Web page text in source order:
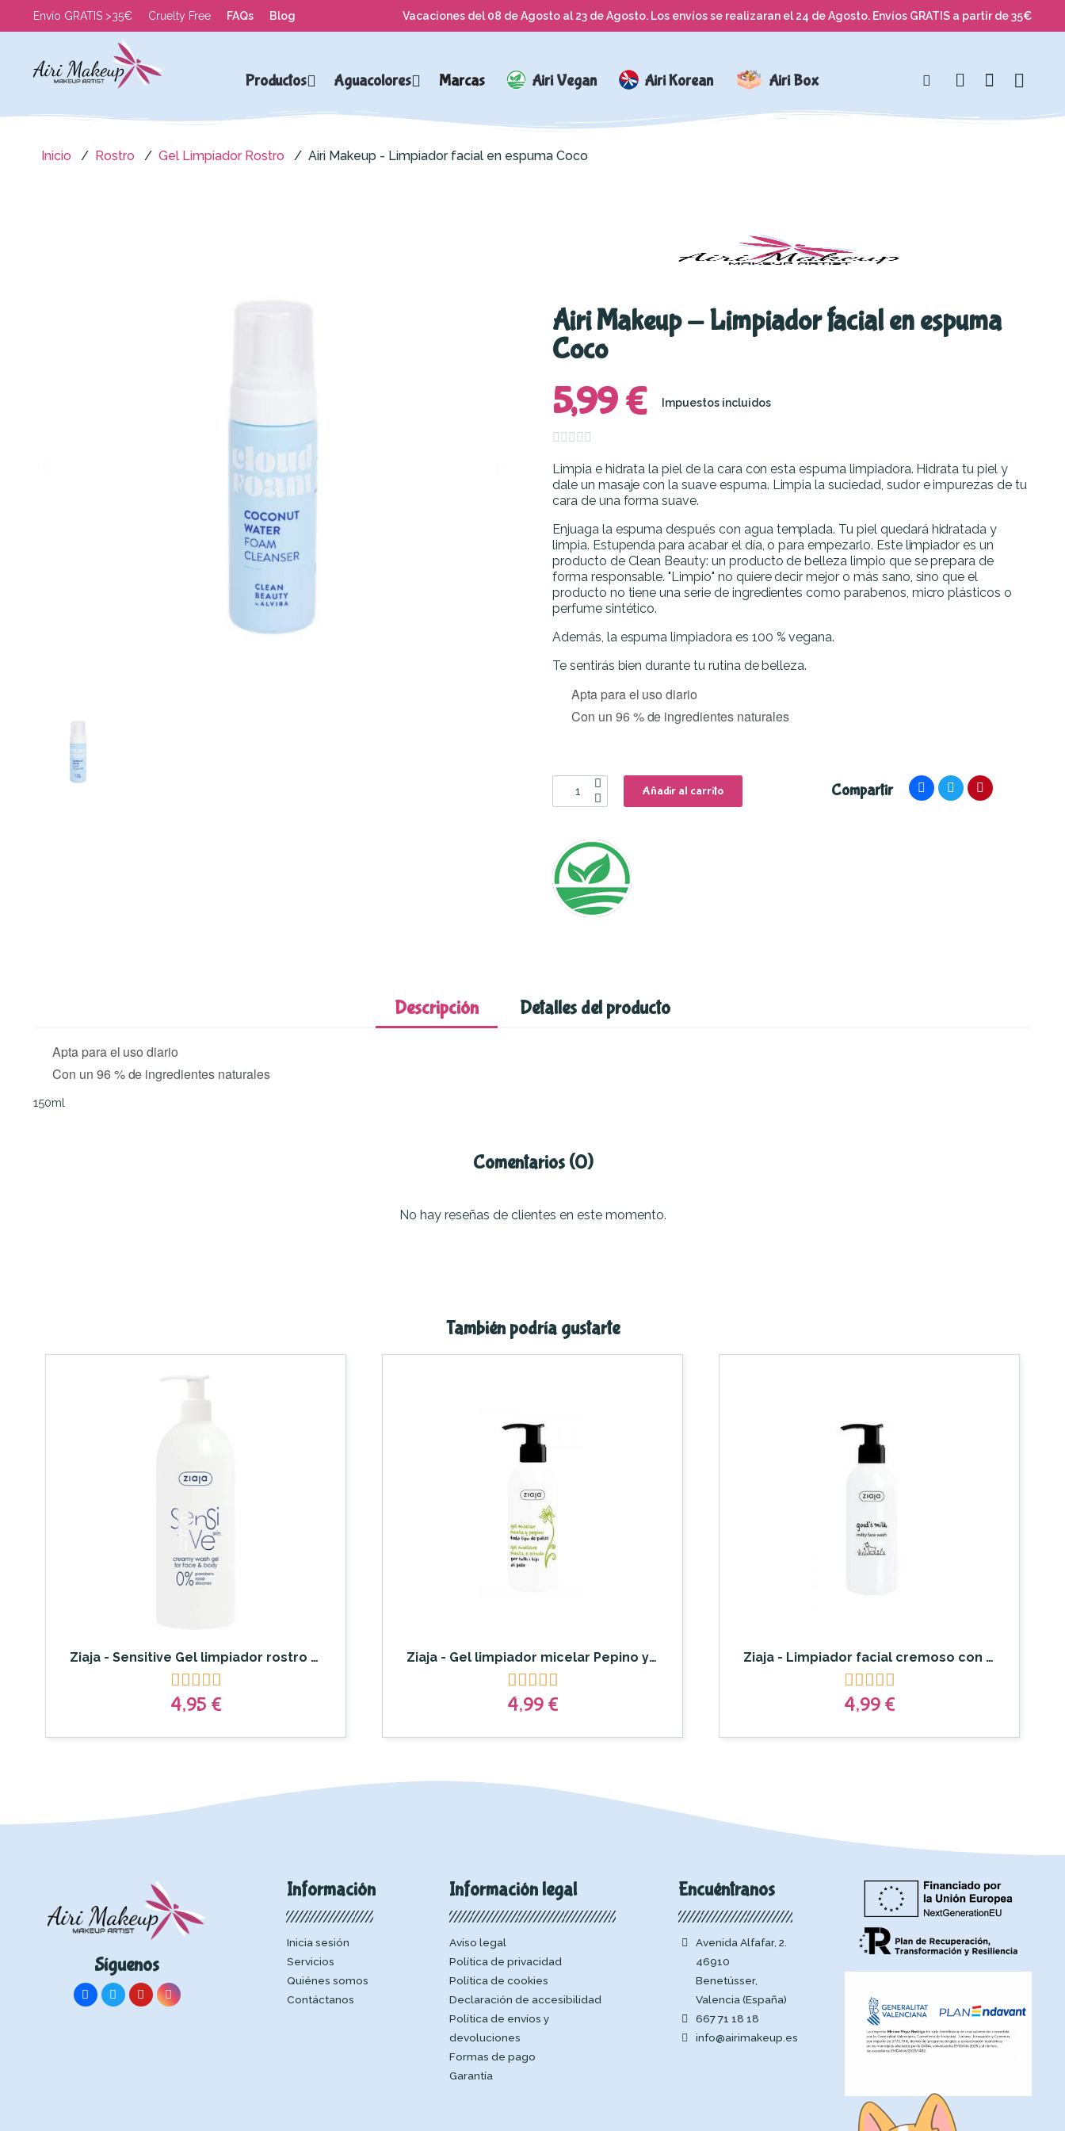
Envío GRATIS >35€ Cruelty Free FAQs Blog Vacaciones del 08 de Agosto al 23 de Agosto. Los envíos se realizaran el 24 de Agosto. Envíos GRATIS a partir de 35€
Productos Aguacolores Marcas Airi Vegan Airi Korean Airi Box
Inicio Rostro Gel Limpiador Rostro Airi Makeup - Limpiador facial en espuma Coco
Airi Makeup - Limpiador facial en espuma
Coco
5,99 € Impuestos incluidos
    
Limpia e hidrata la piel de la cara con esta espuma limpiadora. Hidrata tu piel y
dale un masaje con la suave espuma. Limpia la suciedad, sudor e impurezas de tu
cara de una forma suave.
Enjuaga la espuma después con agua templada. Tu piel quedará hidratada y
limpia. Estupenda para acabar el día, o para empezarlo. Este limpiador es un
producto de Clean Beauty: un producto de belleza limpio que se prepara de
forma responsable. "Limpio" no quiere decir mejor o más sano, sino que el
producto no tiene una serie de ingredientes como parabenos, micro plásticos o
perfume sintético.
Además, la espuma limpiadora es 100 % vegana.
Te sentirás bien durante tu rutina de belleza.
Apta para el uso diario
Con un 96 % de ingredientes naturales
Añadir al carrito Compartir
Descripción Detalles del producto
Apta para el uso diario
Con un 96 % de ingredientes naturales
150ml
Comentarios (0)
No hay reseñas de clientes en este momento.
También podría gustarte
Ziaja - Sensitive Gel limpiador rostro y cuerpo pieles sensibles

4,95 €
Ziaja - Gel limpiador micelar Pepino y Menta

4,99 €
Ziaja - Limpiador facial cremoso con o sin aclarado Leche de cabra

4,99 €
Síguenos
Información
Inicia sesión
Servicios
Quiénes somos
Contáctanos
Información legal
Aviso legal
Política de privacidad
Política de cookies
Declaración de accesibilidad
Política de envíos y
devoluciones
Formas de pago
Garantía
Encuéntranos
Avenida Alfafar, 2.
46910
Benetússer,
Valencia (España)
667 71 18 18
info@airimakeup.es